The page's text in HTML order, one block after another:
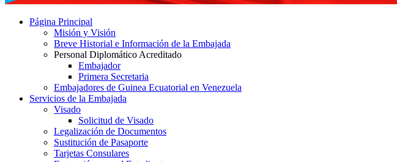
Página Principal
Misión y Visión
Breve Historial e Información de la Embajada
Personal Diplomático Acreditado
Embajador
Primera Secretaria
Embajadores de Guinea Ecuatorial en Venezuela
Servicios de la Embajada
Visado
Solicitud de Visado
Legalización de Documentos
Sustitución de Pasaporte
Tarjetas Consulares